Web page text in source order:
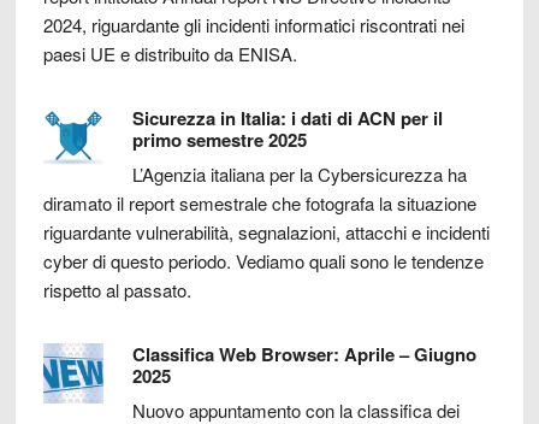
2024, riguardante gli incidenti informatici riscontrati nei
paesi UE e distribuito da ENISA.
Sicurezza in Italia: i dati di ACN per il
primo semestre 2025
L’Agenzia italiana per la Cybersicurezza ha
diramato il report semestrale che fotografa la situazione
riguardante vulnerabilità, segnalazioni, attacchi e incidenti
cyber di questo periodo. Vediamo quali sono le tendenze
rispetto al passato.
Classifica Web Browser: Aprile – Giugno
2025
Nuovo appuntamento con la classifica dei